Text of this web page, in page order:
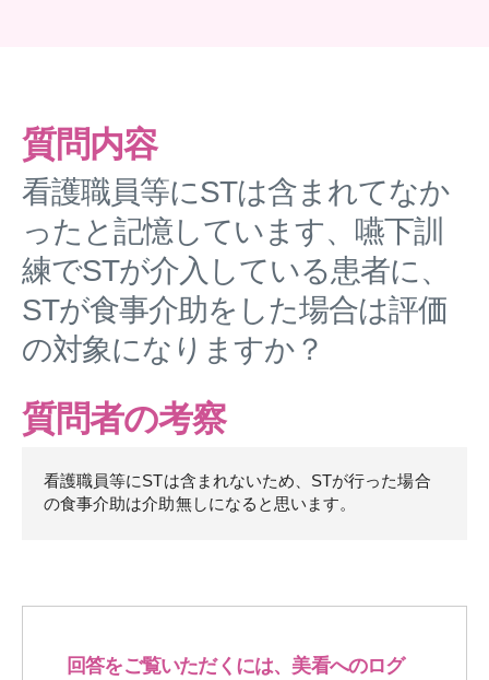
質問内容
看護職員等にSTは含まれてなか
ったと記憶しています、嚥下訓
練でSTが介入している患者に、
STが食事介助をした場合は評価
の対象になりますか？
質問者の考察
看護職員等にSTは含まれないため、STが行った場合
の食事介助は介助無しになると思います。
回答をご覧いただくには、美看へのログ